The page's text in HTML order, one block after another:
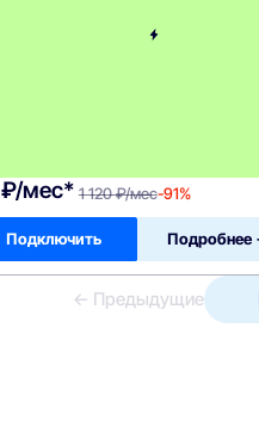
мес* 1 120 ₽/мес-91%
Подключить Подробнее
← Предыдущие